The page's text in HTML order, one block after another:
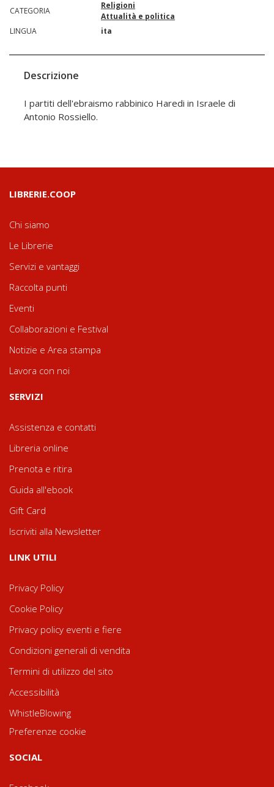
CATEGORIA
Religioni
Attualità e politica
LINGUA
ita
Descrizione
I partiti dell'ebraismo rabbinico Haredi in Israele di
Antonio Rossiello.
LIBRERIE.COOP
Chi siamo
Le Librerie
Servizi e vantaggi
Raccolta punti
Eventi
Collaborazioni e Festival
Notizie e Area stampa
Lavora con noi
SERVIZI
Assistenza e contatti
Libreria online
Prenota e ritira
Guida all'ebook
Gift Card
Iscriviti alla Newsletter
LINK UTILI
Privacy Policy
Cookie Policy
Privacy policy eventi e fiere
Condizioni generali di vendita
Termini di utilizzo del sito
Accessibilità
WhistleBlowing
Preferenze cookie
SOCIAL